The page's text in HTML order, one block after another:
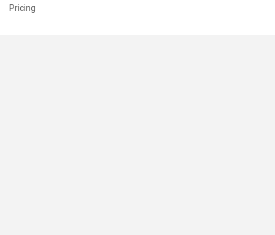
Pricing